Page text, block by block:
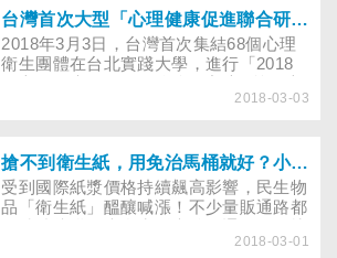
發生。
台灣首次大型「心理健康促進聯合研討會」！68個團體，齊心為「校園心理健康」發聲！
2018年3月3日，台灣首次集結68個心理
衛生團體在台北實踐大學，進行「2018
理健康促進實務」大型研討會。這研討會
諮商心理師公會全國聯合會及中華民國臨
床心理師公會全國聯合會等單位，聯合發
起「國家心理健康促進建言」。
2018-03-03
搶不到衛生紙，用免治馬桶就好？小心使用不當，易造成尿路感染！
受到國際紙漿價格持續飆高影響，民生物
品「衛生紙」醞釀喊漲！不少量販通路都
預計3月中後就會調漲，漲幅高達10～
2018-03-01